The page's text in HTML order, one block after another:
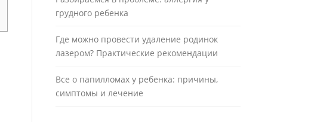
грудного ребенка
Где можно провести удаление родинок
лазером? Практические рекомендации
Все о папилломах у ребенка: причины,
симптомы и лечение